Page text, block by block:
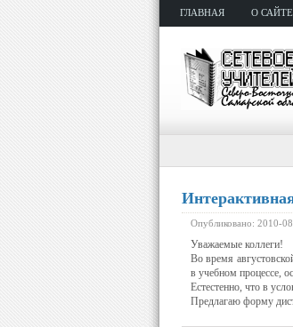
ГЛАВНАЯ О САЙТЕ
Опубликовано: 2010-
Уважаемые коллеги!
Во время
в учебном процессе,
Естестенно, что в
Предлагаю форму